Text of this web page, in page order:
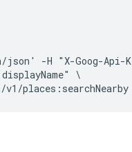
json' -H "X-Goog-Api-
\